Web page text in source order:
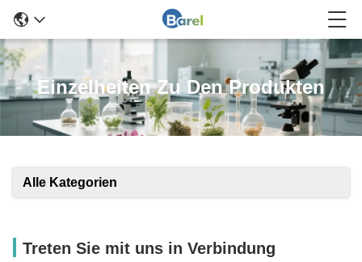
Einzelheiten Zu Den Produkten
Alle Kategorien
Treten Sie mit uns in Verbindung